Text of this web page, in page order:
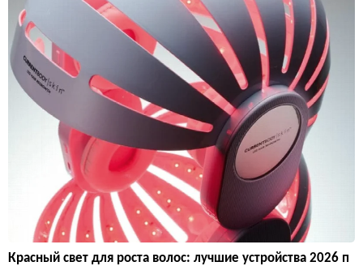
Красный свет для роста волос: лучшие устройства 2026 п